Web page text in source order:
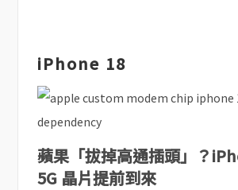
iPhone 18
蘋果「拔掉高通插頭」？
5G 晶片提前到來